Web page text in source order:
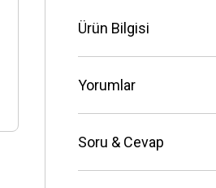
Ürün Bilgisi
Yorumlar
Soru & Cevap